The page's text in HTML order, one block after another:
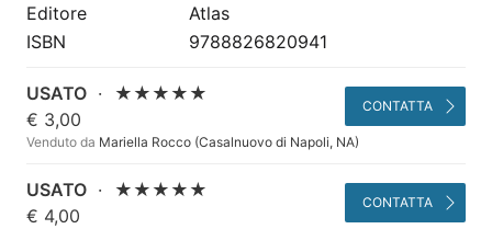
Editore
Atlas
ISBN
9788826820941
USATO ·
★★★★★
€ 3,00
Venduto da Mariella Rocco (Casalnuovo di Napoli, NA)
CONTATTA
USATO ·
★★★★★
€ 4,00
CONTATTA